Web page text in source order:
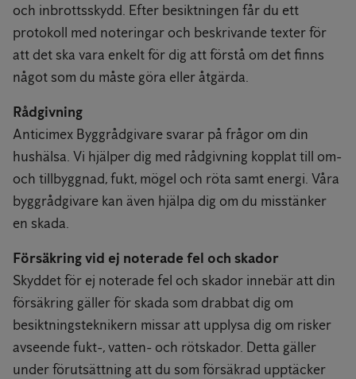
och inbrottsskydd. Efter besiktningen får du ett
protokoll med noteringar och beskrivande texter för
att det ska vara enkelt för dig att förstå om det finns
något som du måste göra eller åtgärda.
Rådgivning
Anticimex Byggrådgivare svarar på frågor om din
hushälsa. Vi hjälper dig med rådgivning kopplat till om-
och tillbyggnad, fukt, mögel och röta samt energi. Våra
byggrådgivare kan även hjälpa dig om du misstänker
en skada.
Försäkring vid ej noterade fel och skador
Skyddet för ej noterade fel och skador innebär att din
försäkring gäller för skada som drabbat dig om
besiktningsteknikern missar att upplysa dig om risker
avseende fukt-, vatten- och rötskador. Detta gäller
under förutsättning att du som försäkrad upptäcker